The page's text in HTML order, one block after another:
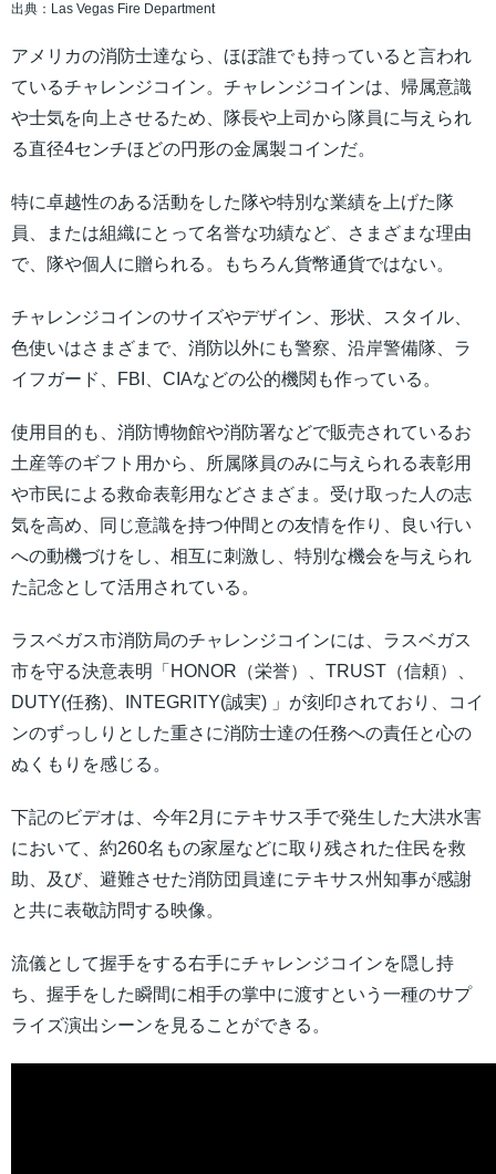
出典：Las Vegas Fire Department
アメリカの消防士達なら、ほぼ誰でも持っていると言われ
ているチャレンジコイン。チャレンジコインは、帰属意識
や士気を向上させるため、隊長や上司から隊員に与えられ
る直径4センチほどの円形の金属製コインだ。
特に卓越性のある活動をした隊や特別な業績を上げた隊
員、または組織にとって名誉な功績など、さまざまな理由
で、隊や個人に贈られる。もちろん貨幣通貨ではない。
チャレンジコインのサイズやデザイン、形状、スタイル、
色使いはさまざまで、消防以外にも警察、沿岸警備隊、ラ
イフガード、FBI、CIAなどの公的機関も作っている。
使用目的も、消防博物館や消防署などで販売されているお
土産等のギフト用から、所属隊員のみに与えられる表彰用
や市民による救命表彰用などさまざま。受け取った人の志
気を高め、同じ意識を持つ仲間との友情を作り、良い行い
への動機づけをし、相互に刺激し、特別な機会を与えられ
た記念として活用されている。
ラスベガス市消防局のチャレンジコインには、ラスベガス
市を守る決意表明「HONOR（栄誉）、TRUST（信頼）、
DUTY(任務)、INTEGRITY(誠実) 」が刻印されており、コイ
ンのずっしりとした重さに消防士達の任務への責任と心の
ぬくもりを感じる。
下記のビデオは、今年2月にテキサス手で発生した大洪水害
において、約260名もの家屋などに取り残された住民を救
助、及び、避難させた消防団員達にテキサス州知事が感謝
と共に表敬訪問する映像。
流儀として握手をする右手にチャレンジコインを隠し持
ち、握手をした瞬間に相手の掌中に渡すという一種のサプ
ライズ演出シーンを見ることができる。